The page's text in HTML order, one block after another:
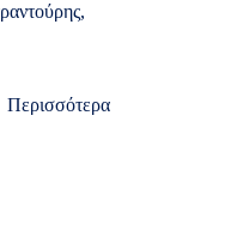
Περισσότερα